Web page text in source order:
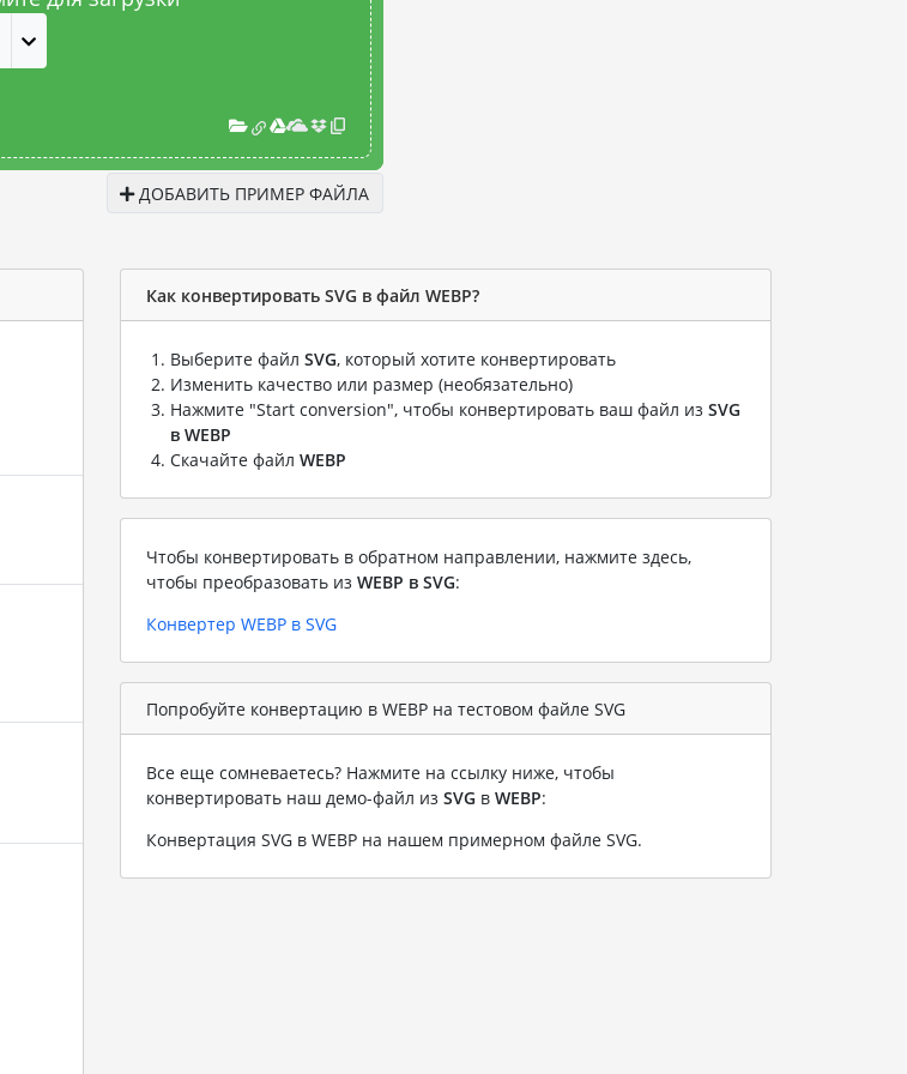
ДОБАВИТЬ ПРИМЕР ФАЙЛА
Как конвертировать SVG в файл WEBP?
Выберите файл SVG, который хотите конвертировать
Изменить качество или размер (необязательно)
Нажмите "Start conversion", чтобы конвертировать ваш файл из SVG
в WEBP
Скачайте файл WEBP
Чтобы конвертировать в обратном направлении, нажмите здесь,
чтобы преобразовать из WEBP в SVG:
Конвертер WEBP в SVG
Попробуйте конвертацию в WEBP на тестовом файле SVG
Все еще сомневаетесь? Нажмите на ссылку ниже, чтобы
конвертировать наш демо-файл из SVG в WEBP:
Конвертация SVG в WEBP на нашем примерном файле SVG.